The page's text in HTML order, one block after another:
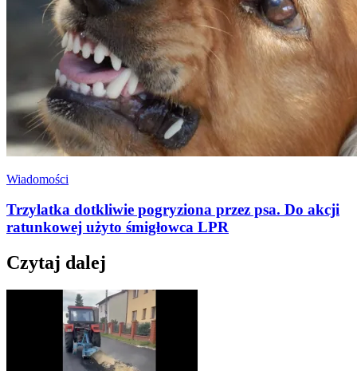
Wiadomości
Trzylatka dotkliwie pogryziona przez psa. Do akcji
ratunkowej użyto śmigłowca LPR
Czytaj dalej